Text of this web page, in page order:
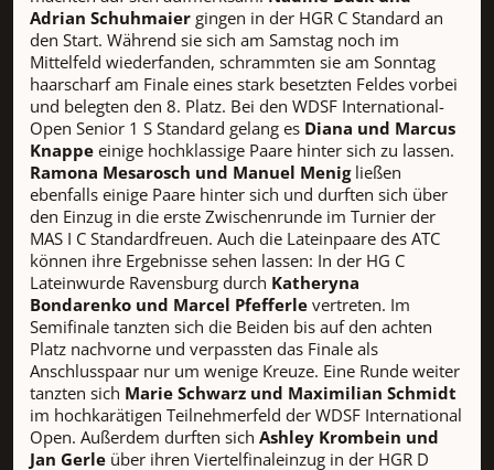
Adrian Schuhmaiergingen in der HGR C Standard an
den Start. Während sie sich am Samstag noch im
Mittelfeld wiederfanden, schrammten sie am Sonntag
haarscharf am Finale eines stark besetzten Feldes vorbei
und belegten den 8. Platz. Bei den WDSF International-
Open Senior 1 S Standard gelang es Diana und Marcus
Knappeeinige hochklassige Paare hinter sich zu lassen.
Ramona Mesarosch und Manuel Menigließen
ebenfalls einige Paare hinter sich und durften sich über
den Einzug in die erste Zwischenrunde im Turnier der
MAS I C Standardfreuen. Auch die Lateinpaare des ATC
können ihre Ergebnisse sehen lassen: In der HG C
Lateinwurde Ravensburg durch Katheryna
Bondarenko und Marcel Pfefferle vertreten. Im
Semifinale tanzten sich die Beiden bis auf den achten
Platz nachvorne und verpassten das Finale als
Anschlusspaar nur um wenige Kreuze. Eine Runde weiter
tanzten sich Marie Schwarz und Maximilian Schmidt
im hochkarätigen Teilnehmerfeld der WDSF International
Open. Außerdem durften sich Ashley Krombein und
Jan Gerleüber ihren Viertelfinaleinzug in der HGR D